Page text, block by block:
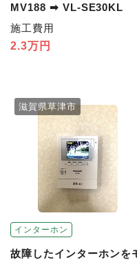
MV188 ➡ VL-SE30KL
施工費用
2.3万円
インターホン
滋賀県草津市
故障したインターホンを